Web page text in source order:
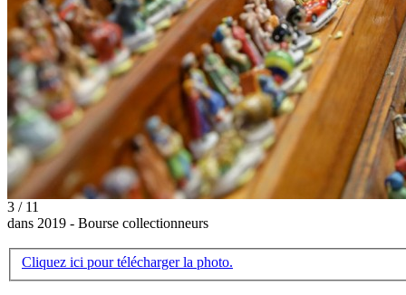
3 / 11
dans 2019 - Bourse collectionneurs
Cliquez ici pour télécharger la photo.